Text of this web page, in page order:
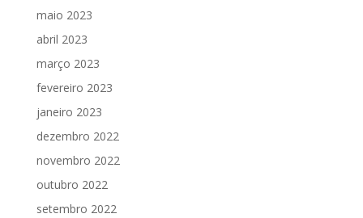
maio 2023
abril 2023
março 2023
fevereiro 2023
janeiro 2023
dezembro 2022
novembro 2022
outubro 2022
setembro 2022